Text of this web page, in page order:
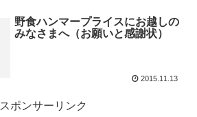
野食ハンマープライスにお越しの
みなさまへ（お願いと感謝状）
2015.11.13
スポンサーリンク